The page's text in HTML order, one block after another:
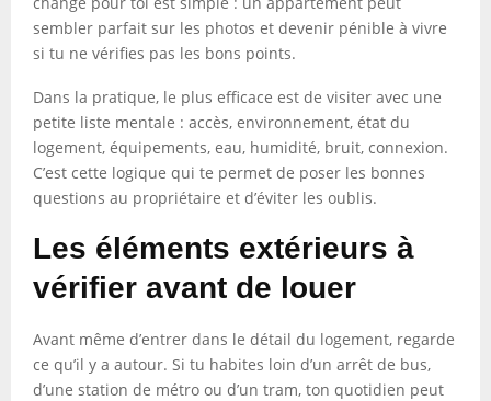
sembler parfait sur les photos et devenir pénible à vivre
si tu ne vérifies pas les bons points.
Dans la pratique, le plus efficace est de visiter avec une
petite liste mentale : accès, environnement, état du
logement, équipements, eau, humidité, bruit, connexion.
C’est cette logique qui te permet de poser les bonnes
questions au propriétaire et d’éviter les oublis.
Les éléments extérieurs à
vérifier avant de louer
Avant même d’entrer dans le détail du logement, regarde
ce qu’il y a autour. Si tu habites loin d’un arrêt de bus,
d’une station de métro ou d’un tram, ton quotidien peut